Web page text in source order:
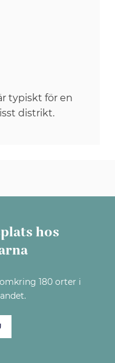
typiskt för en
distrikt.
hos
180 orter i